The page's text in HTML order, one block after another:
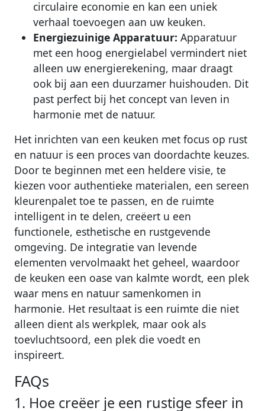
circulaire economie en kan een uniek
verhaal toevoegen aan uw keuken.
Energiezuinige Apparatuur: Apparatuur
met een hoog energielabel vermindert niet
alleen uw energierekening, maar draagt
ook bij aan een duurzamer huishouden. Dit
past perfect bij het concept van leven in
harmonie met de natuur.
Het inrichten van een keuken met focus op rust
en natuur is een proces van doordachte keuzes.
Door te beginnen met een heldere visie, te
kiezen voor authentieke materialen, een sereen
kleurenpalet toe te passen, en de ruimte
intelligent in te delen, creëert u een
functionele, esthetische en rustgevende
omgeving. De integratie van levende
elementen vervolmaakt het geheel, waardoor
de keuken een oase van kalmte wordt, een plek
waar mens en natuur samenkomen in
harmonie. Het resultaat is een ruimte die niet
alleen dient als werkplek, maar ook als
toevluchtsoord, een plek die voedt en
inspireert.
FAQs
1. Hoe creëer je een rustige sfeer in